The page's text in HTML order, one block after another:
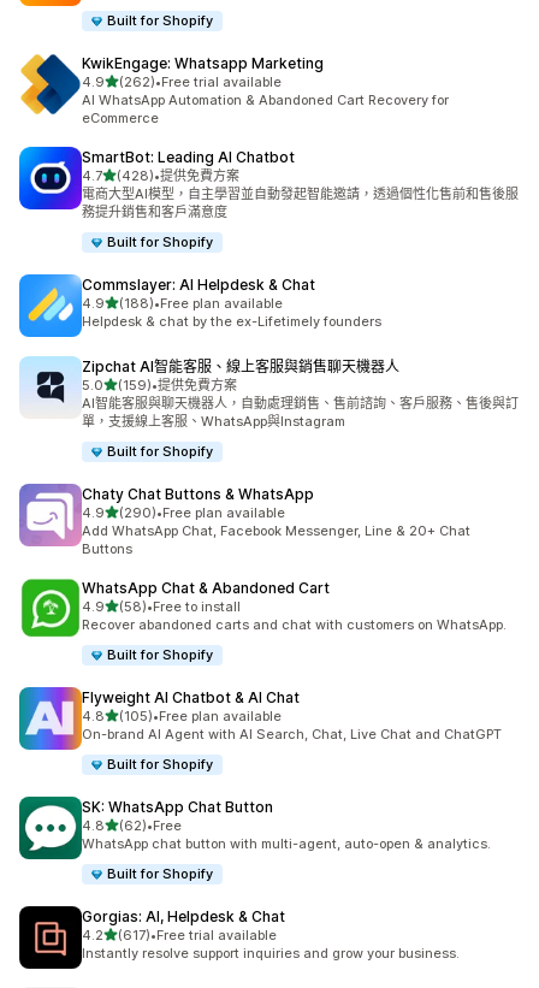
Built for Shopify
KwikEngage: Whatsapp Marketing
4.9滿分 5 顆星
(262)
共有 262 則評價
•Free trial available
AI WhatsApp Automation & Abandoned Cart Recovery for
eCommerce
SmartBot: Leading AI Chatbot
4.7滿分 5 顆星
(428)
共有 428 則評價
•提供免費方案
電商大型AI模型，自主學習並自動發起智能邀請，透過個性化售前和售後服
務提升銷售和客戶滿意度
Built for Shopify
Commslayer: AI Helpdesk & Chat
4.9滿分 5 顆星
(188)
共有 188 則評價
•Free plan available
Helpdesk & chat by the ex-Lifetimely founders
Zipchat AI智能客服、線上客服與銷售聊天機器人
5.0滿分 5 顆星
(159)
共有 159 則評價
•提供免費方案
AI智能客服與聊天機器人，自動處理銷售、售前諮詢、客戶服務、售後與訂
單，支援線上客服、WhatsApp與Instagram
Built for Shopify
Chaty Chat Buttons & WhatsApp
4.9滿分 5 顆星
(290)
共有 290 則評價
•Free plan available
Add WhatsApp Chat, Facebook Messenger, Line & 20+ Chat
Buttons
WhatsApp Chat & Abandoned Cart
4.9滿分 5 顆星
(58)
共有 58 則評價
•Free to install
Recover abandoned carts and chat with customers on WhatsApp.
Built for Shopify
Flyweight AI Chatbot & AI Chat
4.8滿分 5 顆星
(105)
共有 105 則評價
•Free plan available
On-brand AI Agent with AI Search, Chat, Live Chat and ChatGPT
Built for Shopify
SK: WhatsApp Chat Button
4.8滿分 5 顆星
(62)
共有 62 則評價
•Free
WhatsApp chat button with multi-agent, auto-open & analytics.
Built for Shopify
Gorgias: AI, Helpdesk & Chat
4.2滿分 5 顆星
(617)
共有 617 則評價
•Free trial available
Instantly resolve support inquiries and grow your business.